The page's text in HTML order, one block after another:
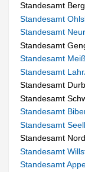
Standesamt
Standesamt
Standesamt
Standesamt
Standesamt
Standesamt
Standesamt
Standesamt
Standesamt
Standesamt
Standesamt
Standesamt
Standesamt